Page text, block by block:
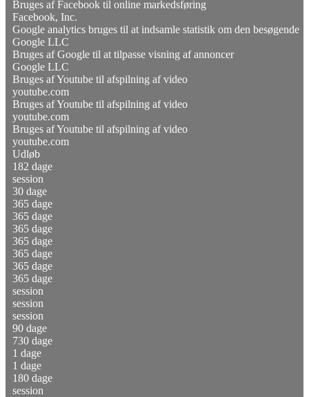
Bruges af Facebook til online markedsføring
Facebook, Inc.
Google analytics bruges til at indsamle statistik om den besøgende
Google LLC
Bruges af Google til at tilpasse visning af annoncer
Google LLC
Bruges af Youtube til afspilning af video
youtube.com
Bruges af Youtube til afspilning af video
youtube.com
Bruges af Youtube til afspilning af video
youtube.com
Udløb
182 dage
session
30 dage
365 dage
365 dage
365 dage
365 dage
365 dage
365 dage
365 dage
session
session
session
90 dage
730 dage
1 dage
1 dage
180 dage
session